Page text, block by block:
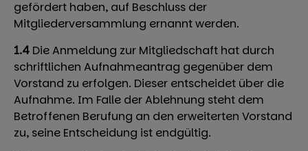
gefördert haben, auf Beschluss der
Mitgliederversammlung ernannt werden.
1.4 Die Anmeldung zur Mitgliedschaft hat durch
schriftlichen Aufnahmeantrag gegenüber dem
Vorstand zu erfolgen. Dieser entscheidet über die
Aufnahme. Im Falle der Ablehnung steht dem
Betroffenen Berufung an den erweiterten Vorstand
zu, seine Entscheidung ist endgültig.